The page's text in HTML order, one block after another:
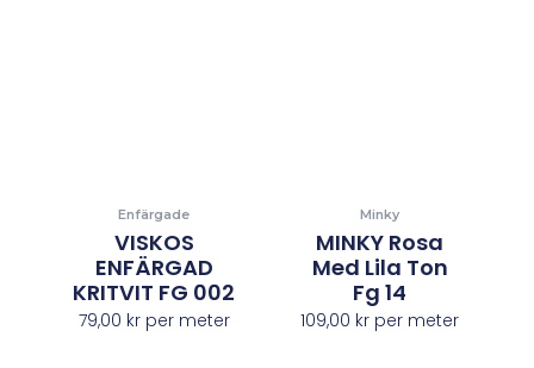
Enfärgade
VISKOS
ENFÄRGAD
KRITVIT FG 002
79,00 krper meter
Minky
MINKY Rosa
Med Lila Ton
Fg 14
109,00 kr per meter